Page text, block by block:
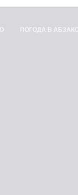
ПОГОДА В